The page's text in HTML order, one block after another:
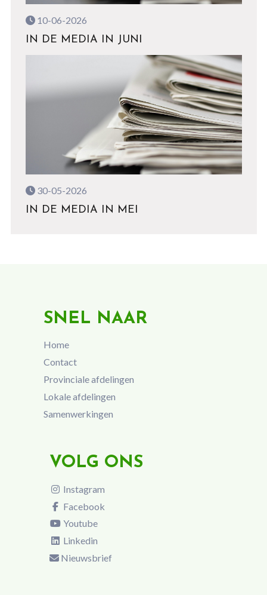
10-06-2026
IN DE MEDIA IN JUNI
30-05-2026
IN DE MEDIA IN MEI
SNEL NAAR
Home
Contact
Provinciale afdelingen
Lokale afdelingen
Samenwerkingen
VOLG ONS
Instagram
Facebook
Youtube
Linkedin
Nieuwsbrief